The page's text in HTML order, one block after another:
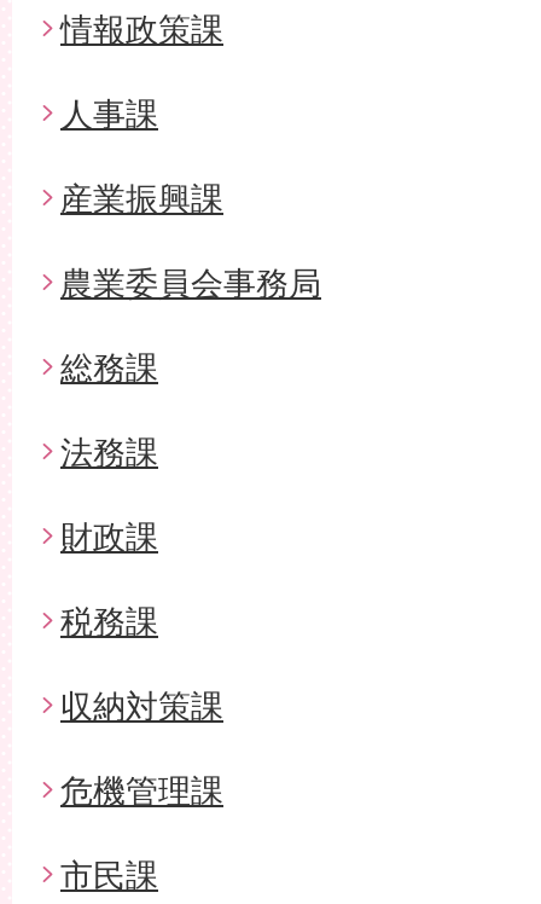
情報政策課
人事課
産業振興課
農業委員会事務局
総務課
法務課
財政課
税務課
収納対策課
危機管理課
市民課